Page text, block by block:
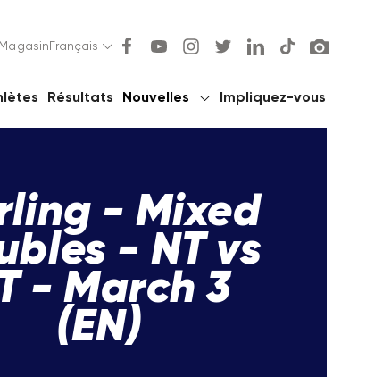
Magasin Français
Résultats Nouvelles Impliquez-vous
- Mixed
- NT vs
- March 3
(EN)